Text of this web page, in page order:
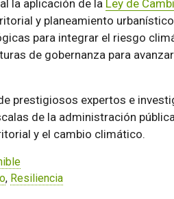
la aplicación de la Ley de
y planeamiento
para integrar el riesgo
de gobernanza para
prestigiosos expertos e
de la administración
y el cambio climático.
, Resiliencia